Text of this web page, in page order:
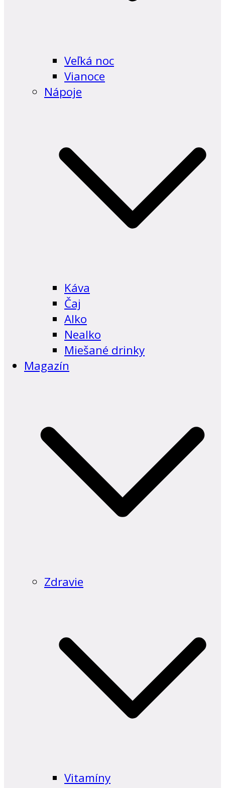
Veľká noc
Vianoce
Nápoje
Káva
Čaj
Alko
Nealko
Miešané drinky
Magazín
Zdravie
Vitamíny